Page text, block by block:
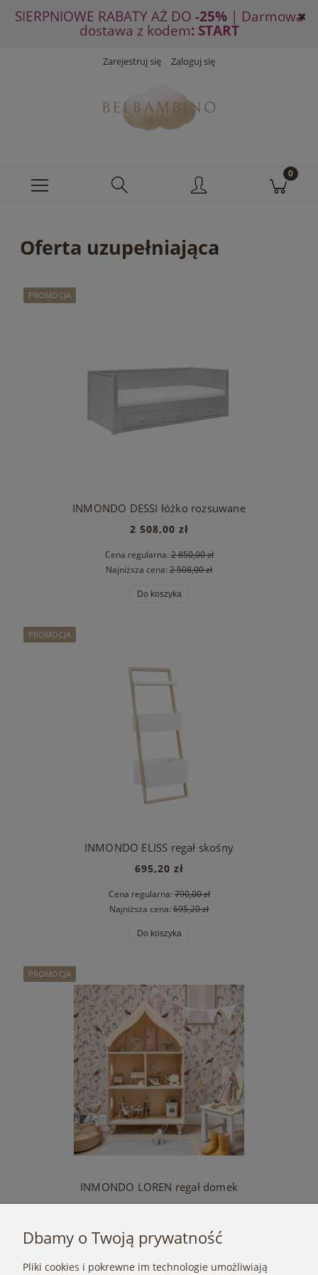
SIERPNIOWE RABATY AŻ DO -25%| Darmowa
dostawa z kodem: START
Zarejestruj się Zaloguj się
Oferta uzupełniająca
INMONDO DESSI łóżko rozsuwane
2 508,00 zł
Cena regularna:2 850,00 zł
Najniższa cena: 2 508,00 zł
Do koszyka
PROMOCJA
INMONDO ELISS regał skośny
695,20 zł
Cena regularna:790,00 zł
Najniższa cena: 695,20 zł
Do koszyka
PROMOCJA
INMONDO LOREN regał domek
871,20 zł
Cena regularna:990,00 zł
Najniższa cena:
Do koszyka
PROMOCJA
Dbamy o Twoją prywatność
Pliki cookies i pokrewne im technologie umożliwiają